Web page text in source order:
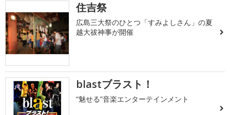
住吉祭
広島三大祭のひとつ「すみよしさん」の夏
越大祓神事が開催
blastブラスト！
“魅せる”音楽エンターテインメント